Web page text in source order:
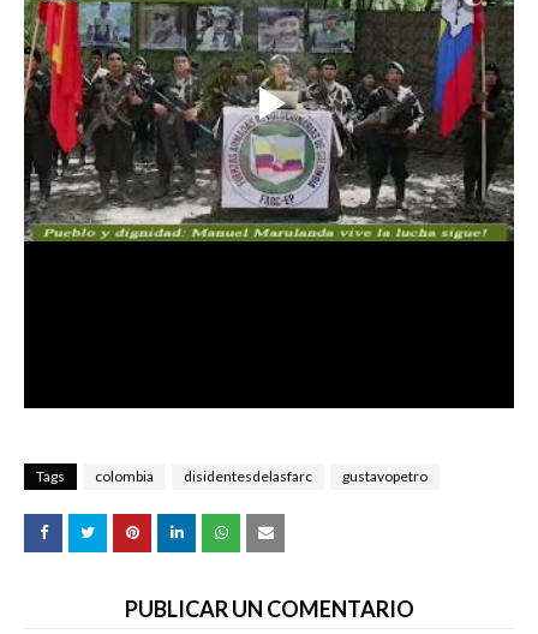
Tags colombia disidentesdelasfarc gustavopetro
PUBLICAR UN COMENTARIO